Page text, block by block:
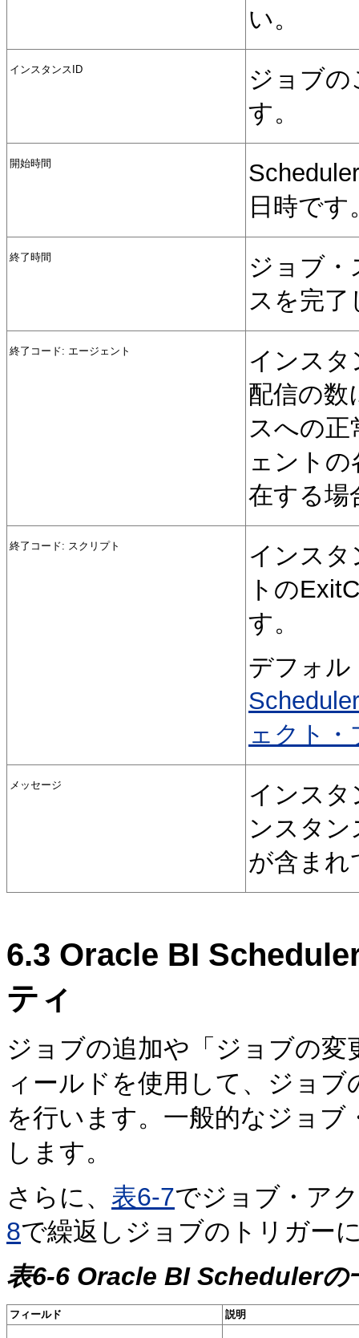
い。
インスタンスID
ジョブ
す。
開始時間
日時です
終了時間
ジョブ
スを完了
終了コード: エージェント
インスタ
配信の数
スへの
ェント
在する場
終了コード: スクリプト
インスタ
トの
す。
デフォル
ェクト
メッセージ
インスタ
ンスタ
が含まれ
6.3 Oracle BI
ティ
ジョブの追加や「ジョブの
ィールドを使用して、ジョ
を行います。一般的なジョ
します。
さらに、 表6-7でジョブ・ア
8で繰返しジョブのトリガー
表6-6 Oracle BI Schedulerの
フィールド 説明